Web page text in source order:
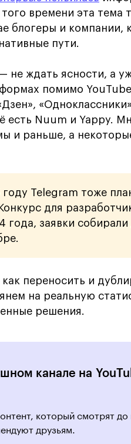
времени эта тема
блогеры и
пути.
ждать ясности, а
помимо
есть Nuum и Yappy.
и раньше, а
году Telegram тоже
для
года, заявки
переносить и
на реальную
решения.
канале на
который смотрят до
друзьям.